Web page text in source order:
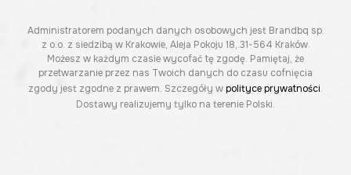
Administratorem podanych danych osobowych jest Brandbq sp.
z o.o. z siedzibą w Krakowie, Aleja Pokoju 18, 31-564 Kraków.
Możesz w każdym czasie wycofać tę zgodę. Pamiętaj, że
przetwarzanie przez nas Twoich danych do czasu cofnięcia
zgody jest zgodne z prawem. Szczegóły w polityce prywatności.
Dostawy realizujemy tylko na terenie Polski.